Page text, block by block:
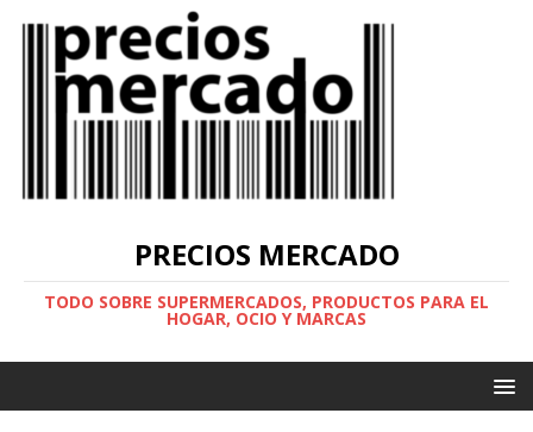
PRECIOS MERCADO
TODO SOBRE SUPERMERCADOS, PRODUCTOS PARA EL
HOGAR, OCIO Y MARCAS